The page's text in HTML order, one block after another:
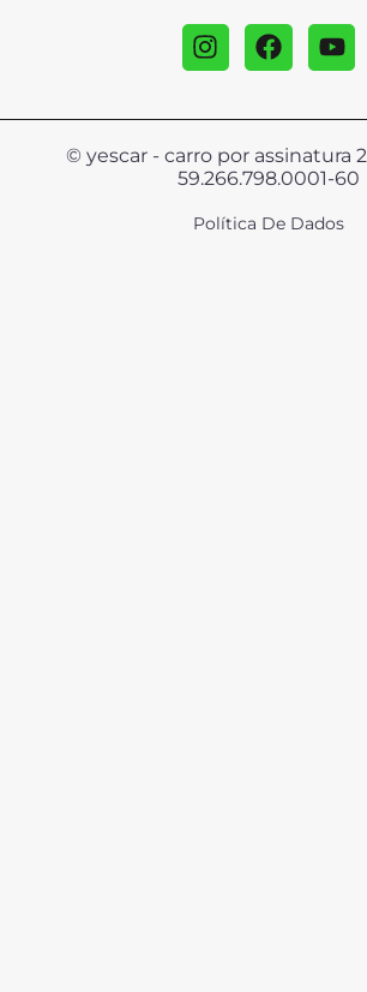
© yescar - carro por assinatura
59.266.798.0001-60
Política De Dados